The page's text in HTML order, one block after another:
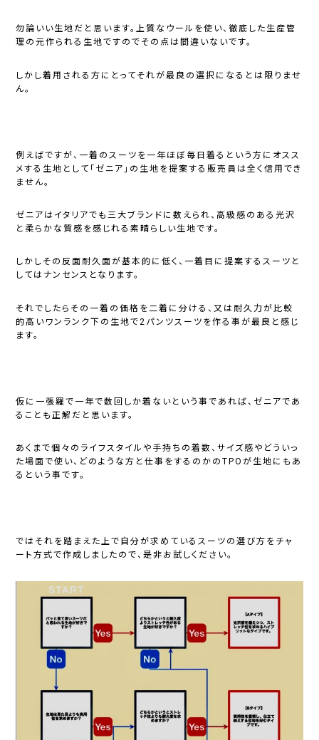
勿論いい生地だと思います。上質なウールを使い、徹底した生産管
理の元作られる生地ですのでその点は間違いないです。
しかし着用される方にとってそれが最良の選択になるとは限りませ
ん。
例えばですが、一着のスーツを一年ほぼ毎日着るという方にオスス
メする生地として「ゼニア」の生地を提案する販売員は全く信用でき
ません。
ゼニアはイタリアでも三大ブランドに数えられ、高級感のある光沢
と柔らかな質感を感じれる素晴らしい生地です。
しかしその反面耐久面が基本的に低く、一着目に提案するスーツと
してはナンセンスとなります。
それでしたらその一着の価格を二着に分ける、又は耐久力が比較
的高いワンランク下の生地で2パンツスーツを作る事が最良と感じ
ます。
仮に一張羅で一年で数回しか着ないという事であれば、ゼニアであ
ることも正解だと思います。
あくまで個々のライフスタイルや手持ちの着数、サイズ感やどういっ
た場面で使い、どのような方と仕事をするのかのTPOが生地にもあ
るという事です。
ではそれを踏まえた上で自分が求めているスーツの選び方をチャ
ート方式で作成しましたので、是非お試しください。